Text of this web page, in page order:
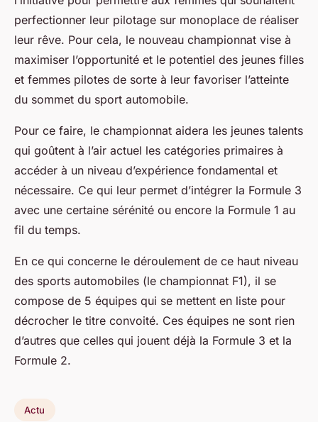
perfectionner leur pilotage sur monoplace de réaliser
leur rêve. Pour cela, le nouveau championnat vise à
maximiser l’opportunité et le potentiel des jeunes filles
et femmes pilotes de sorte à leur favoriser l’atteinte
du sommet du sport automobile.
Pour ce faire, le championnat aidera les jeunes talents
qui goûtent à l’air actuel les catégories primaires à
accéder à un niveau d’expérience fondamental et
nécessaire. Ce qui leur permet d’intégrer la Formule 3
avec une certaine sérénité ou encore la Formule 1 au
fil du temps.
En ce qui concerne le déroulement de ce haut niveau
des sports automobiles (le championnat F1), il se
compose de 5 équipes qui se mettent en liste pour
décrocher le titre convoité. Ces équipes ne sont rien
d’autres que celles qui jouent déjà la Formule 3 et la
Formule 2.
Actu